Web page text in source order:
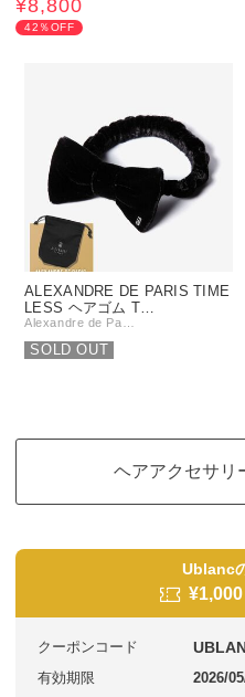
¥8,800
42％OFF
ALEXANDRE DE PARIS TIME
LESS ヘアゴム T…
Alexandre de Pa…
SOLD OUT
ヘアアクセサリ
Ublanc
¥1,000
クーポンコード
有効期限
2026/